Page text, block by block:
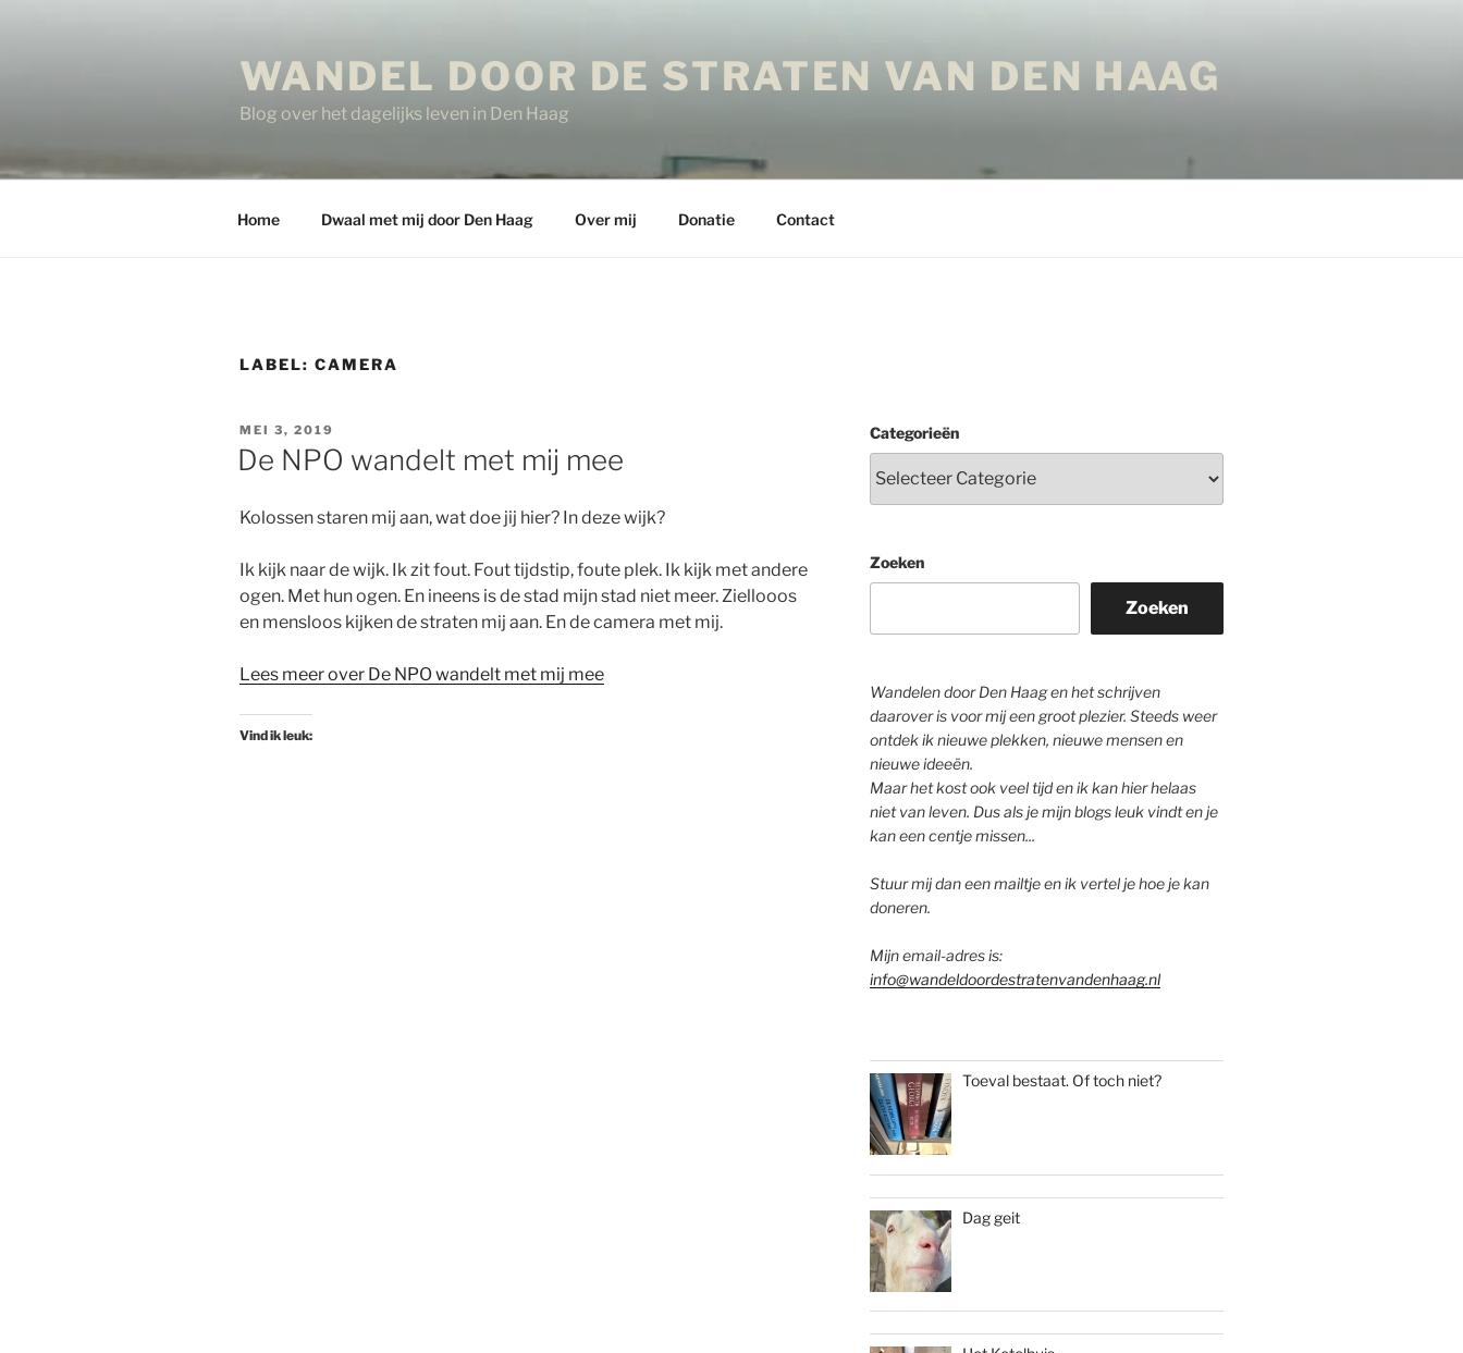
WANDEL DOOR DE STRATEN VAN DEN HAAG
Blog over het dagelijks leven in Den Haag
Home Dwaal met mij door Den Haag Over mij Donatie Contact
LABEL: CAMERA
GEPLAATST
OP
MEI 3, 2019
De NPO wandelt met mij mee
Kolossen staren mij aan, wat doe jij hier? In deze wijk?
Ik kijk naar de wijk. Ik zit fout. Fout tijdstip, foute plek. Ik kijk met andere
ogen. Met hun ogen. En ineens is de stad mijn stad niet meer. Ziellooos
en mensloos kijken de straten mij aan. En de camera met mij.
Lees meer over De NPO wandelt met mij mee
Vind ik leuk:
Categorieën
Zoeken
Zoeken
Wandelen door Den Haag en het schrijven
daarover is voor mij een groot plezier. Steeds weer
ontdek ik nieuwe plekken, nieuwe mensen en
nieuwe ideeën.
Maar het kost ook veel tijd en ik kan hier helaas
niet van leven. Dus als je mijn blogs leuk vindt en je
kan een centje missen...
Stuur mij dan een mailtje en ik vertel je hoe je kan
doneren.
Mijn email-adres is:
info@wandeldoordestratenvandenhaag.nl
Toeval bestaat. Of toch niet?
Dag geit